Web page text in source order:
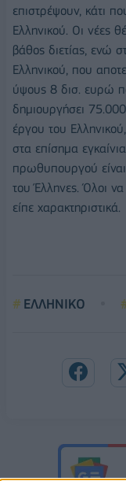
επιστρέψουν, κάτι
Ελληνικού. Οι νέες
βάθος διετίας, ενώ
Ελληνικού, που
ύψους 8 δισ. ευρώ
δημιουργήσει
έργου του
στα επίσημα
πρωθυπουργού
του Έλληνες. Όλοι
είπε χαρακτηριστικά.
ΕΛΛΗΝΙΚΟ